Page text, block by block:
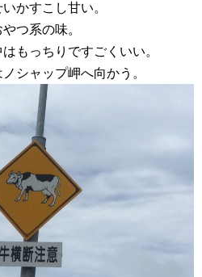
かすこし甘い。
つ系の味。
もっちりですごくいい。
シャップ岬へ向かう。